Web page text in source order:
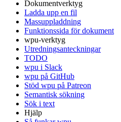
Dokumentverktyg
Ladda upp en fil
Massuppladdning
Funktionssida för dokument
wpu-verktyg
Utredningsanteckningar
TODO
wpu i Slack
wpu på GitHub
Stöd wpu på Patreon
Semantisk sökning
Sök i text
Hjälp